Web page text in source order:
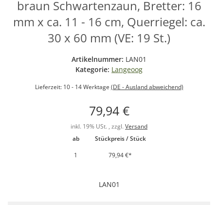
braun Schwartenzaun, Bretter: 16
mm x ca. 11 - 16 cm, Querriegel: ca.
30 x 60 mm (VE: 19 St.)
Artikelnummer: LAN01
Kategorie: Langeoog
Lieferzeit: 10 - 14 Werktage (DE - Ausland abweichend)
79,94 €
inkl. 19% USt. , zzgl. Versand
ab
Stückpreis / Stück
1
79,94 €*
LAN01